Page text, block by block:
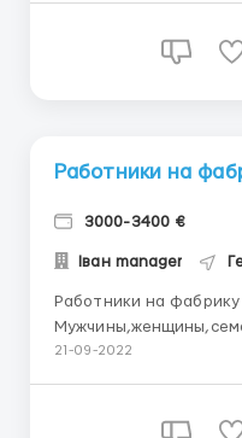
качества и
Работники на
3000-3400 €
Іван manager
Работники на фабрику
Мужчины,женщины,семейные
лет Обязанности: -контроль производственной
часов, 5-6 дней в
21-09-2022